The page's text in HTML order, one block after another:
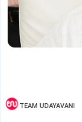
TEAM UDAYAVANI